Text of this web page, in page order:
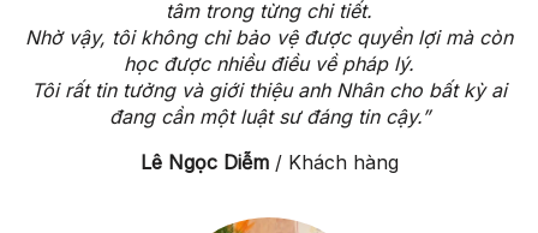
tâm trong từng chi tiết.
Nhờ vậy, tôi không chỉ bảo vệ được quyền lợi mà còn
học được nhiều điều về pháp lý.
Tôi rất tin tưởng và giới thiệu anh Nhân cho bất kỳ ai
đang cần một luật sư đáng tin cậy.”
Lê Ngọc Diễm / Khách hàng